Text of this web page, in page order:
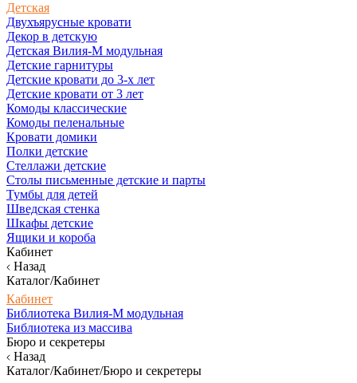
Детская
Двухъярусные кровати
Декор в детскую
Детская Вилия-М модульная
Детские гарнитуры
Детские кровати до 3-х лет
Детские кровати от 3 лет
Комоды классические
Комоды пеленальные
Кровати домики
Полки детские
Стеллажи детские
Столы письменные детские и парты
Тумбы для детей
Шведская стенка
Шкафы детские
Ящики и короба
Кабинет
Назад
Каталог/Кабинет
Кабинет
Библиотека Вилия-М модульная
Библиотека из массива
Бюро и секретеры
Назад
Каталог/Кабинет/Бюро и секретеры